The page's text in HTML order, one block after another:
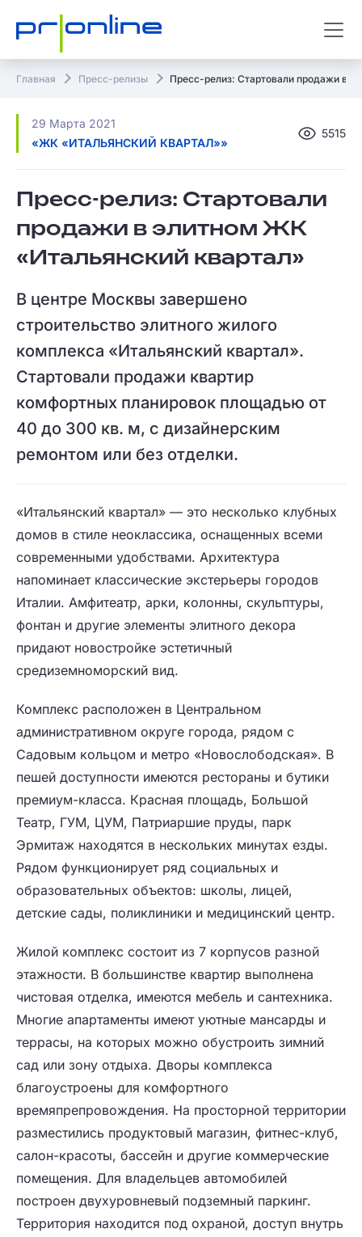
Главная Пресс-релизы Пресс-релиз: Стартовали продажи в
29 Марта 2021
«ЖК «ИТАЛЬЯНСКИЙ КВАРТАЛ»»
5515
Пресс-релиз: Стартовали
продажи в элитном ЖК
«Итальянский квартал»
В центре Москвы завершено
строительство элитного жилого
комплекса «Итальянский квартал».
Стартовали продажи квартир
комфортных планировок площадью от
40 до 300 кв. м, с дизайнерским
ремонтом или без отделки.
«Итальянский квартал» — это несколько клубных
домов в стиле неоклассика, оснащенных всеми
современными удобствами. Архитектура
напоминает классические экстерьеры городов
Италии. Амфитеатр, арки, колонны, скульптуры,
фонтан и другие элементы элитного декора
придают новостройке эстетичный
средиземноморский вид.
Комплекс расположен в Центральном
административном округе города, рядом с
Садовым кольцом и метро «Новослободская». В
пешей доступности имеются рестораны и бутики
премиум-класса. Красная площадь, Большой
Театр, ГУМ, ЦУМ, Патриаршие пруды, парк
Эрмитаж находятся в нескольких минутах езды.
Рядом функционирует ряд социальных и
образовательных объектов: школы, лицей,
детские сады, поликлиники и медицинский центр.
Жилой комплекс состоит из 7 корпусов разной
этажности. В большинстве квартир выполнена
чистовая отделка, имеются мебель и сантехника.
Многие апартаменты имеют уютные мансарды и
террасы, на которых можно обустроить зимний
сад или зону отдыха. Дворы комплекса
благоустроены для комфортного
времяпрепровождения. На просторной территории
разместились продуктовый магазин, фитнес-клуб,
салон-красоты, бассейн и другие коммерческие
помещения. Для владельцев автомобилей
построен двухуровневый подземный паркинг.
Территория находится под охраной, доступ внутрь